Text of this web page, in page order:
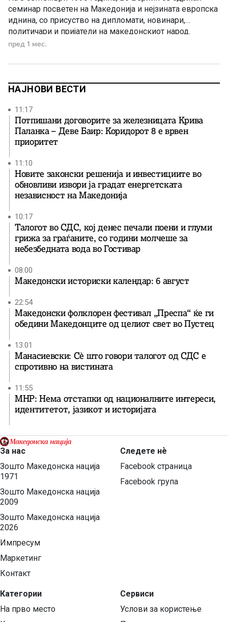
семинар посветен на Македонија и нејзината европска
иднина, со присуство на дипломати, новинари,
политичари и пријатели на македонскиот народ.
Архивски документ од Берлин, 1995 година Во
поранешната Берлинска влада, на 8 септември 1995
пред 1 мес.
НАЈНОВИ ВЕСТИ
11:17
Потпишани договорите за железницата Крива
Паланка – Деве Баир: Коридорот 8 е врвен
приоритет
11:10
Новите законски решенија и инвестициите во
обновливи извори ја градат енергетската
независност на Македонија
10:17
Талогот во СДС, кој денес печали поени и глуми
грижа за граѓаните, со години молчеше за
небезбедната вода во Гостивар
08:00
Македонски историски календар: 6 август
22:54
Македонски фолклорен фестивал „Преспа“ ќе ги
обедини Македонците од целиот свет во Пустец
13:01
Манасиевски: Сè што говори талогот од СДС е
спротивно на вистината
11:55
МНР: Нема отстапки од националните интереси,
идентитетот, јазикот и историјата
За нас
Зошто Македонска нација
1971
Зошто Македонска нација
2009
Зошто Македонска нација
2026
Импресум
Маркетинг
Контакт
Категории
На прво место
Следете нѐ
Facebook страница
Facebook група
Сервиси
Услови за користење